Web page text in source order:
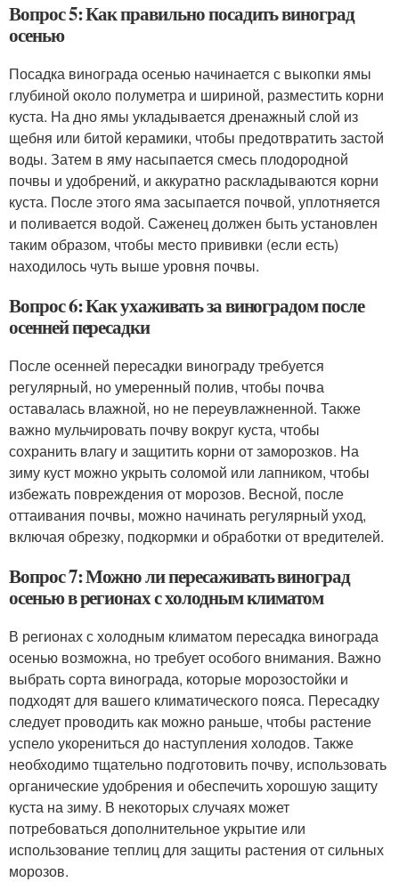
Вопрос 5: Как правильно посадить виноград
осенью
Посадка винограда осенью начинается с выкопки ямы
глубиной около полуметра и шириной, разместить корни
куста. На дно ямы укладывается дренажный слой из
щебня или битой керамики, чтобы предотвратить застой
воды. Затем в яму насыпается смесь плодородной
почвы и удобрений, и аккуратно раскладываются корни
куста. После этого яма засыпается почвой, уплотняется
и поливается водой. Саженец должен быть установлен
таким образом, чтобы место прививки (если есть)
находилось чуть выше уровня почвы.
Вопрос 6: Как ухаживать за виноградом после
осенней пересадки
После осенней пересадки винограду требуется
регулярный, но умеренный полив, чтобы почва
оставалась влажной, но не переувлажненной. Также
важно мульчировать почву вокруг куста, чтобы
сохранить влагу и защитить корни от заморозков. На
зиму куст можно укрыть соломой или лапником, чтобы
избежать повреждения от морозов. Весной, после
оттаивания почвы, можно начинать регулярный уход,
включая обрезку, подкормки и обработки от вредителей.
Вопрос 7: Можно ли пересаживать виноград
осенью в регионах с холодным климатом
В регионах с холодным климатом пересадка винограда
осенью возможна, но требует особого внимания. Важно
выбрать сорта винограда, которые морозостойки и
подходят для вашего климатического пояса. Пересадку
следует проводить как можно раньше, чтобы растение
успело укорениться до наступления холодов. Также
необходимо тщательно подготовить почву, использовать
органические удобрения и обеспечить хорошую защиту
куста на зиму. В некоторых случаях может
потребоваться дополнительное укрытие или
использование теплиц для защиты растения от сильных
морозов.